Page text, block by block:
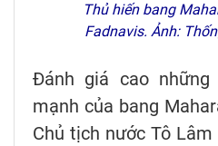
Thủ hiến bang
Fadnavis. Ảnh:
Đánh giá cao
mạnh của bang
Chủ tịch nước Tô